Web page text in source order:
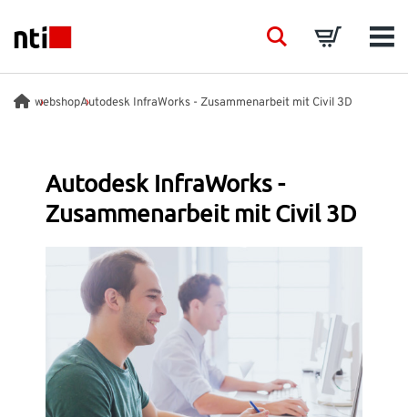
NTI logo
BRANCHEN
PRODUKTE
SCHULUNGEN
EVENTS
EINBLICK
SearchBasket
webshopAutodesk InfraWorks - Zusammenarbeit mit Civil 3D
Autodesk InfraWorks -
Zusammenarbeit mit Civil 3D